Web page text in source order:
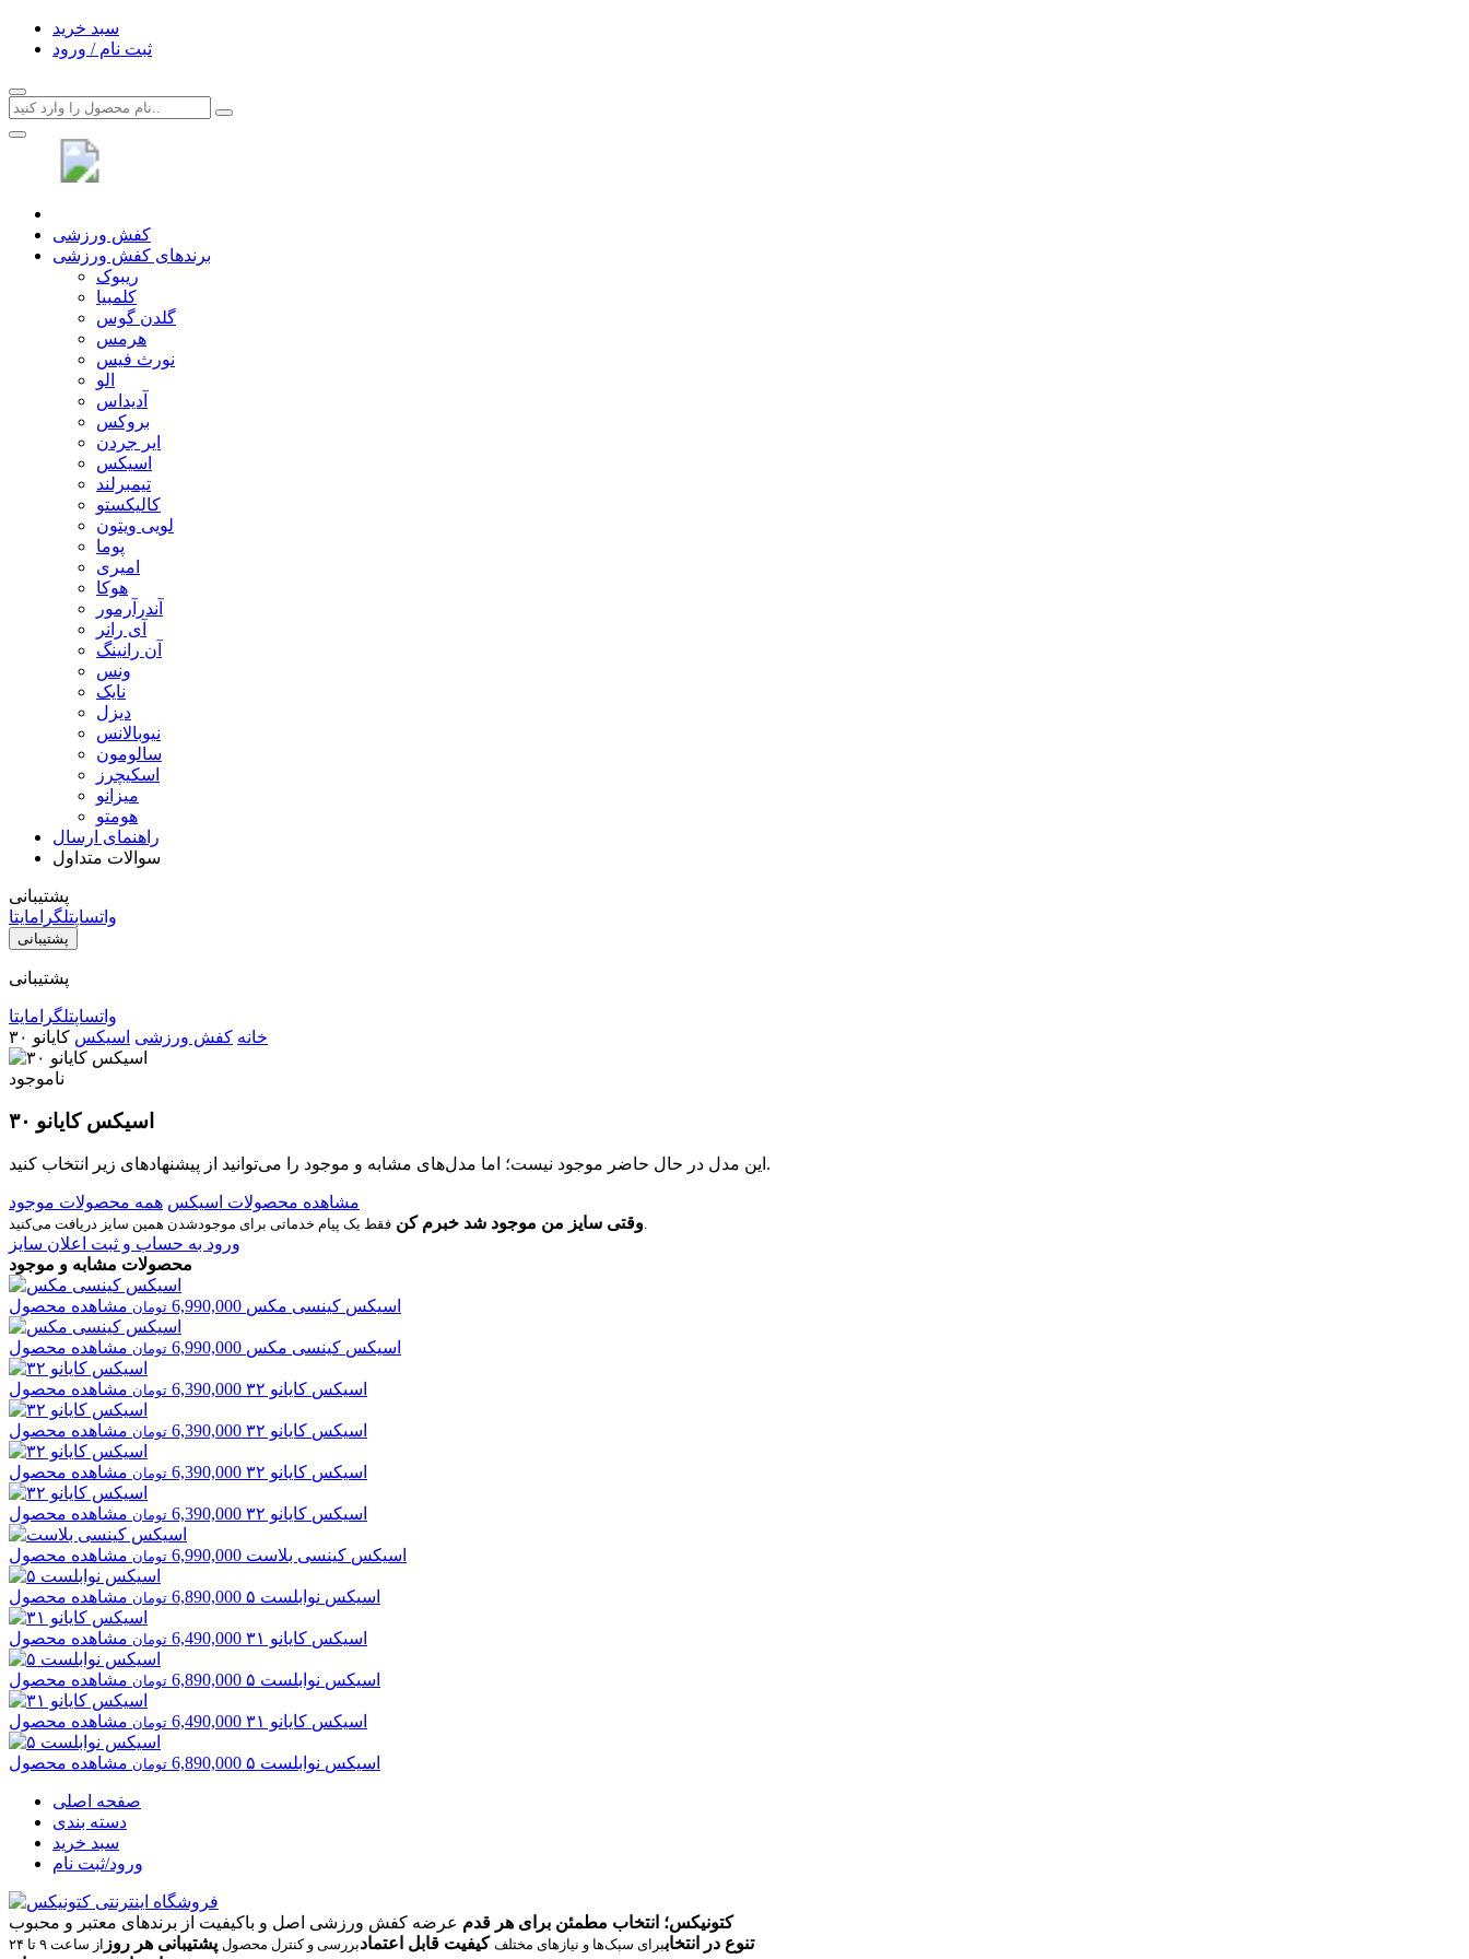
سبد خرید
ثبت نام / ورود
کفش ورزشی
برندهای کفش ورزشی
ریبوک
کلمبیا
گلدن گوس
هرمس
نورث فیس
الو
آدیداس
بروکس
ایر جردن
اسیکس
تیمبرلند
کالیکستو
لویی ویتون
پوما
امیری
هوکا
آندرآرمور
آی رانر
آن رانینگ
ونس
نایک
دیزل
نیوبالانس
سالومون
اسکیچرز
میزانو
هومتو
راهنمای ارسال
سوالات متداول
پشتیبانی
واتساپتلگرامایتا
پشتیبانی
پشتیبانی
واتساپتلگرامایتا
خانه کفش ورزشی اسیکس کایانو ۳۰
ناموجود
اسیکس کایانو ۳۰
این مدل در حال حاضر موجود نیست؛ اما مدل‌های مشابه و موجود را می‌توانید از پیشنهادهای زیر انتخاب کنید.
مشاهده محصولات اسیکس همه محصولات موجود
وقتی سایز من موجود شد خبرم کنفقط یک پیام خدماتی برای موجودشدن همین سایز دریافت می‌کنید.
ورود به حساب و ثبت اعلان سایز
محصولات مشابه و موجود
اسیکس کینسی مکس 6,990,000 تومان مشاهده محصول
اسیکس کینسی مکس 6,990,000 تومان مشاهده محصول
اسیکس کایانو ۳۲ 6,390,000 تومان مشاهده محصول
اسیکس کایانو ۳۲ 6,390,000 تومان مشاهده محصول
اسیکس کایانو ۳۲ 6,390,000 تومان مشاهده محصول
اسیکس کایانو ۳۲ 6,390,000 تومان مشاهده محصول
اسیکس کینسی بلاست 6,990,000 تومان مشاهده محصول
اسیکس نوابلست ۵ 6,890,000 تومان مشاهده محصول
اسیکس کایانو ۳۱ 6,490,000 تومان مشاهده محصول
اسیکس نوابلست ۵ 6,890,000 تومان مشاهده محصول
اسیکس کایانو ۳۱ 6,490,000 تومان مشاهده محصول
اسیکس نوابلست ۵ 6,890,000 تومان مشاهده محصول
صفحه اصلی
دسته بندی
سبد خرید
ورود/ثبت نام
کتونیکس؛ انتخاب مطمئن برای هر قدم عرضه کفش ورزشی اصل و باکیفیت از برندهای معتبر و محبوب
تنوع در انتخاببرای سبک‌ها و نیازهای مختلف کیفیت قابل اعتمادبررسی و کنترل محصول پشتیبانی هر روز از ساعت ۹ تا ۲۴